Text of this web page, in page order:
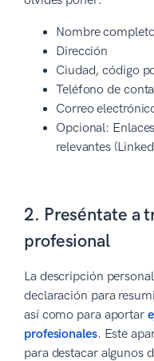
Nombre
Dirección
Ciudad, código
Teléfono de
Correo
Opcional:
relevantes
2. Preséntate a
profesional
La descripción
declaración para
así como para aportar
profesionales. Este
para destacar algunos